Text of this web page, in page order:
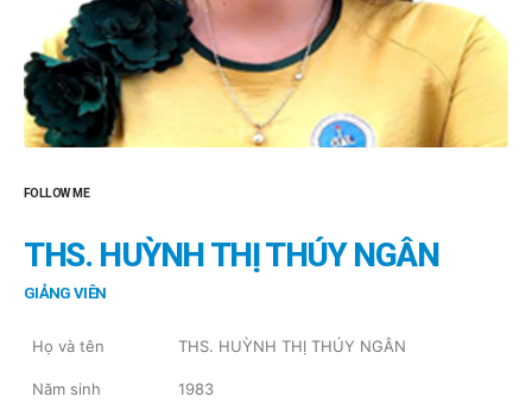
FOLLOW ME
THS. HUỲNH THỊ THÚY NGÂN
GIẢNG VIÊN
Họ và tên THS. HUỲNH THỊ THÚY NGÂN
Năm sinh 1983